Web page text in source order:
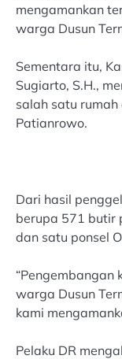
mengamankan
warga Dusun
Sementara itu,
Sugiarto, S.H.,
salah satu
Patianrowo.
Dari hasil
berupa 571 butir
dan satu ponsel
“Pengembangan
warga Dusun
kami
Pelaku DR